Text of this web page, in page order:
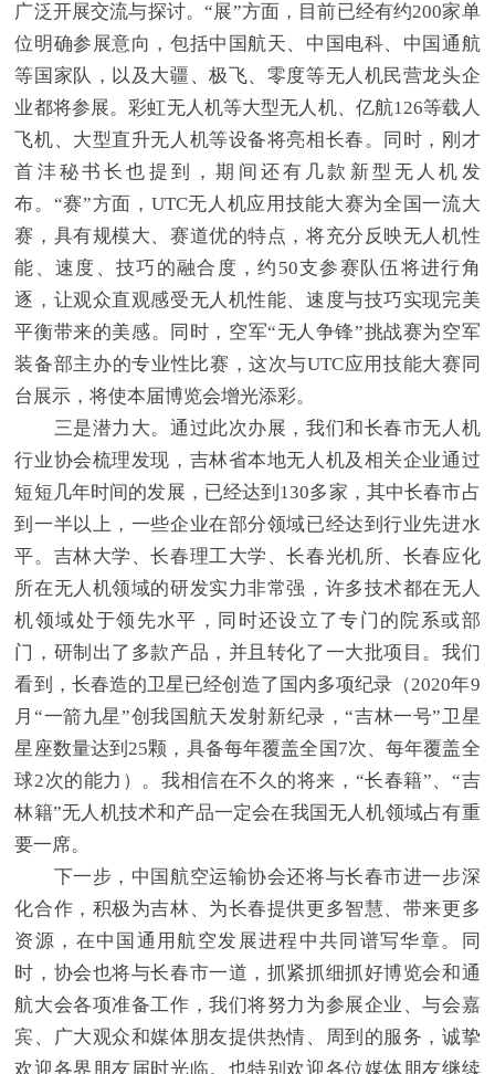
广泛开展交流与探讨。“展”方面，目前已经有约200家单
位明确参展意向，包括中国航天、中国电科、中国通航
等国家队，以及大疆、极飞、零度等无人机民营龙头企
业都将参展。彩虹无人机等大型无人机、亿航126等载人
飞机、大型直升无人机等设备将亮相长春。同时，刚才
首沣秘书长也提到，期间还有几款新型无人机发
布。“赛”方面，UTC无人机应用技能大赛为全国一流大
赛，具有规模大、赛道优的特点，将充分反映无人机性
能、速度、技巧的融合度，约50支参赛队伍将进行角
逐，让观众直观感受无人机性能、速度与技巧实现完美
平衡带来的美感。同时，空军“无人争锋”挑战赛为空军
装备部主办的专业性比赛，这次与UTC应用技能大赛同
台展示，将使本届博览会增光添彩。
三是潜力大。通过此次办展，我们和长春市无人机
行业协会梳理发现，吉林省本地无人机及相关企业通过
短短几年时间的发展，已经达到130多家，其中长春市占
到一半以上，一些企业在部分领域已经达到行业先进水
平。吉林大学、长春理工大学、长春光机所、长春应化
所在无人机领域的研发实力非常强，许多技术都在无人
机领域处于领先水平，同时还设立了专门的院系或部
门，研制出了多款产品，并且转化了一大批项目。我们
看到，长春造的卫星已经创造了国内多项纪录（2020年9
月“一箭九星”创我国航天发射新纪录，“吉林一号”卫星
星座数量达到25颗，具备每年覆盖全国7次、每年覆盖全
球2次的能力）。我相信在不久的将来，“长春籍”、“吉
林籍”无人机技术和产品一定会在我国无人机领域占有重
要一席。
下一步，中国航空运输协会还将与长春市进一步深
化合作，积极为吉林、为长春提供更多智慧、带来更多
资源，在中国通用航空发展进程中共同谱写华章。同
时，协会也将与长春市一道，抓紧抓细抓好博览会和通
航大会各项准备工作，我们将努力为参展企业、与会嘉
宾、广大观众和媒体朋友提供热情、周到的服务，诚挚
欢迎各界朋友届时光临。也特别欢迎各位媒体朋友继续